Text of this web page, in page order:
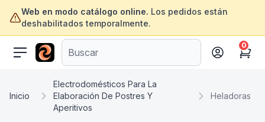
Web en modo catálogo online. Los pedidos están
deshabilitados temporalmente.
ofertasinformatica.com
Cart
0
Inicio
Electrodomésticos Para La
Elaboración De Postres Y
Aperitivos
Heladoras